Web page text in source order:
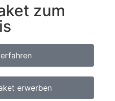
zum
erwerben